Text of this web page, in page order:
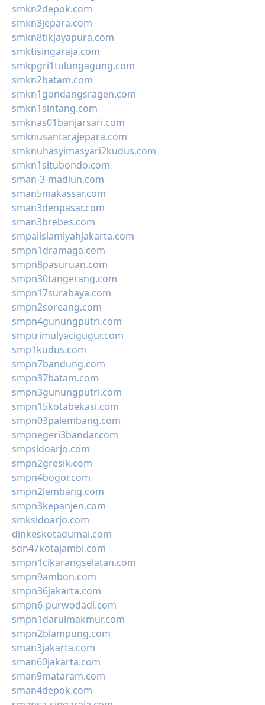
smkn2depok.com
smkn3jepara.com
smkn8tikjayapura.com
smktisingaraja.com
smkpgri1tulungagung.com
smkn2batam.com
smkn1gondangsragen.com
smkn1sintang.com
smknas01banjarsari.com
smknusantarajepara.com
smknuhasyimasyari2kudus.com
smkn1situbondo.com
sman-3-madiun.com
sman5makassar.com
sman3denpasar.com
sman3brebes.com
smpalislamiyahjakarta.com
smpn1dramaga.com
smpn8pasuruan.com
smpn30tangerang.com
smpn17surabaya.com
smpn2soreang.com
smpn4gunungputri.com
smptrimulyacigugur.com
smp1kudus.com
smpn7bandung.com
smpn37batam.com
smpn3gunungputri.com
smpn15kotabekasi.com
smpn03palembang.com
smpnegeri3bandar.com
smpsidoarjo.com
smpn2gresik.com
smpn4bogor.com
smpn2lembang.com
smpn3kepanjen.com
smksidoarjo.com
dinkeskotadumai.com
sdn47kotajambi.com
smpn1cikarangselatan.com
smpn9ambon.com
smpn36jakarta.com
smpn6-purwodadi.com
smpn1darulmakmur.com
smpn2blampung.com
sman3jakarta.com
sman60jakarta.com
sman9mataram.com
sman4depok.com